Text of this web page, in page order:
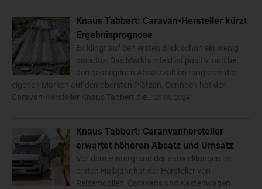
Knaus Tabbert: Caravan-Hersteller kürzt
Ergebnisprognose
Es klingt auf den ersten Blick schon ein wenig
paradox: Das Marktumfeld ist positiv, und bei
den gestiegenen Absatzzahlen rangieren die
eigenen Marken auf den obersten Plätzen. Dennoch hat der
Caravan-Hersteller Knaus Tabbert die…
Knaus Tabbert: Caranvanhersteller
erwartet höheren Absatz und Umsatz
Vor dem Hintergrund der Entwicklungen im
ersten Halbjahr hat der Hersteller von
Reisemobilen, Caravans und Kastenwagen